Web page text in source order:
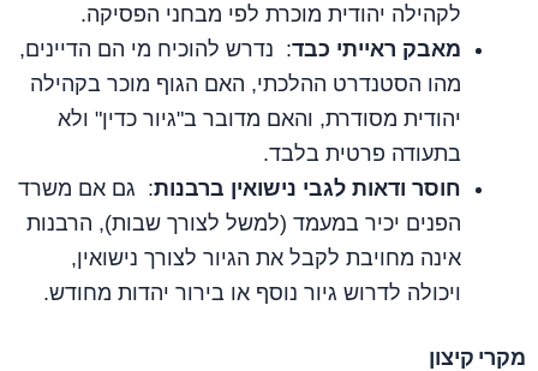
לקהילה יהודית מוכרת לפי מבחני הפסיקה.
מאבק ראייתי כבד: נדרש להוכיח מי הם הדיינים,
מהו הסטנדרט ההלכתי, האם הגוף מוכר בקהילה
יהודית מסודרת, והאם מדובר ב"גיור כדין" ולא
בתעודה פרטית בלבד.
חוסר ודאות לגבי נישואין ברבנות: גם אם משרד
הפנים יכיר במעמד (למשל לצורך שבות), הרבנות
אינה מחויבת לקבל את הגיור לצורך נישואין,
ויכולה לדרוש גיור נוסף או בירור יהדות מחודש.
מקרי קיצון